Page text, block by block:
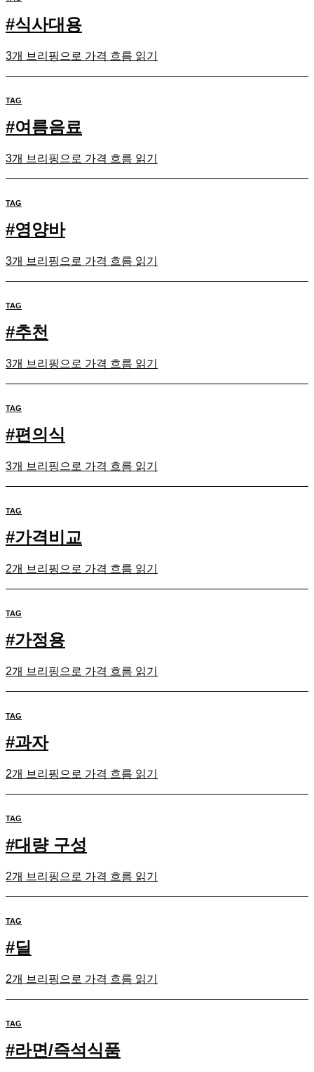
#식사대용
3개 브리핑으로 가격 흐름 읽기
TAG
#여름음료
3개 브리핑으로 가격 흐름 읽기
TAG
#영양바
3개 브리핑으로 가격 흐름 읽기
TAG
#추천
3개 브리핑으로 가격 흐름 읽기
TAG
#편의식
3개 브리핑으로 가격 흐름 읽기
TAG
#가격비교
2개 브리핑으로 가격 흐름 읽기
TAG
#가정용
2개 브리핑으로 가격 흐름 읽기
TAG
#과자
2개 브리핑으로 가격 흐름 읽기
TAG
#대량 구성
2개 브리핑으로 가격 흐름 읽기
TAG
#딜
2개 브리핑으로 가격 흐름 읽기
TAG
#라면/즉석식품